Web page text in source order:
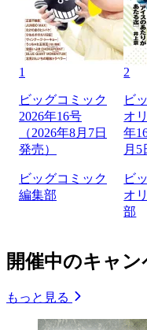
1
ビッグコミック
2026年16号
（2026年8月7日
発売）
ビッグコミック
編集部
2
ビ
オ
年
月5
ビ
オ
部
開催中のキャン
もっと見る